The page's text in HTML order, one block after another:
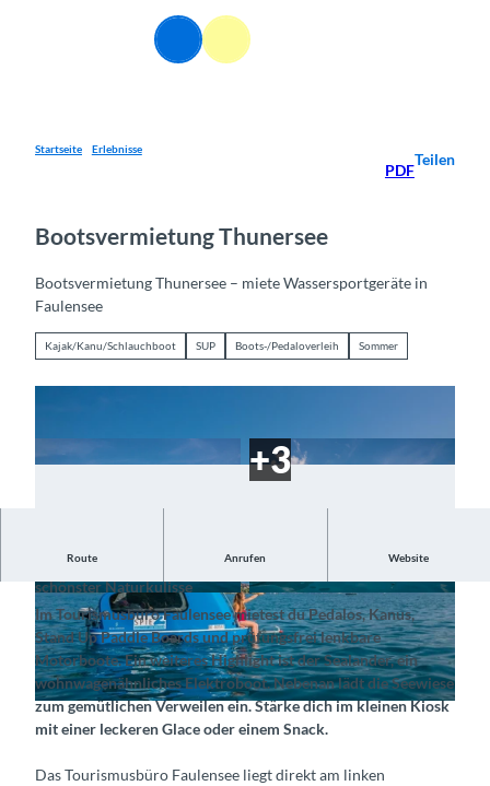
Suche Menü
Startseite Erlebnisse
PDF
Teilen
Bootsvermietung Thunersee
Bootsvermietung Thunersee – miete Wassersportgeräte in
Faulensee
Kajak/Kanu/Schlauchboot SUP Boots-/Pedaloverleih Sommer
© Tourismusbüro Faulensee, Interlaken Tourismus |CC-BY-SA
© Tourismusbüro Faulensee, Interlaken Touris
mus |CC-BY-SA
© Tourismusbüro Faulensee, Interlaken Touris
mus |CC-BY-SA
Route Anrufen Website
Erlebe das Element Wasser aktiv beim Paddeln und Treten in
schönster Naturkulisse
Im Tourismusbüro Faulensee mietest du Pedalos, Kanus,
Stand Up Paddle Boards und prüfungsfrei lenkbare
Motorboote. Ein weiteres Highlight ist der Sealander, ein
wohnwagenähnliches Elektroboot. Nebenan lädt die Seewiese
zum gemütlichen Verweilen ein. Stärke dich im kleinen Kiosk
mit einer leckeren Glace oder einem Snack.
Das Tourismusbüro Faulensee liegt direkt am linken